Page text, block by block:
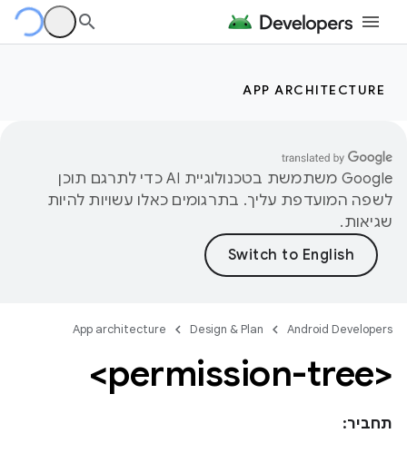
APP ARCHITECTURE
‫Google משתמשת בטכנולוגיית AI כדי לתרגם תוכן
לשפה המועדפת עליך. בתרגומים כאלו עשויות להיות
שגיאות.
Android Developers
Design & Plan
App architecture
<permission-tree>
תחביר: